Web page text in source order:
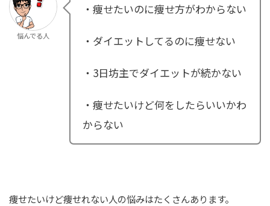
悩んでる人
・痩せたいのに痩せ方がわからない
・ダイエットしてるのに痩せない
・3日坊主でダイエットが続かない
・痩せたいけど何をしたらいいかわ
からない
痩せたいけど痩せれない人の悩みはたくさんあります。